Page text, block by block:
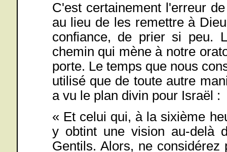
C'est certainement l'erreur
au lieu de les remettre à
confiance, de prier si peu.
chemin qui mène à notre
porte. Le temps que nous
utilisé que de toute autre
a vu le plan divin pour Israël :
« Et celui qui, à la sixième
y obtint une vision au-delà
Gentils. Alors, ne